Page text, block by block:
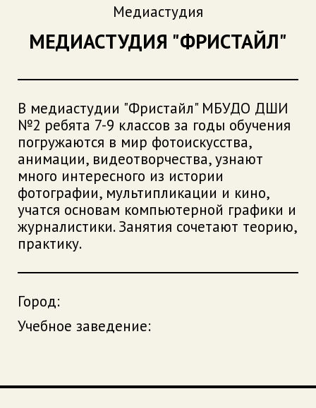
Медиастудия
МЕДИАСТУДИЯ "ФРИСТАЙЛ"
В медиастудии "Фристайл" МБУДО ДШИ
№2 ребята 7-9 классов за годы обучения
погружаются в мир фотоискусства,
анимации, видеотворчества, узнают
много интересного из истории
фотографии, мультипликации и кино,
учатся основам компьютерной графики и
журналистики. Занятия сочетают теорию,
практику.
Город:
Учебное заведение: